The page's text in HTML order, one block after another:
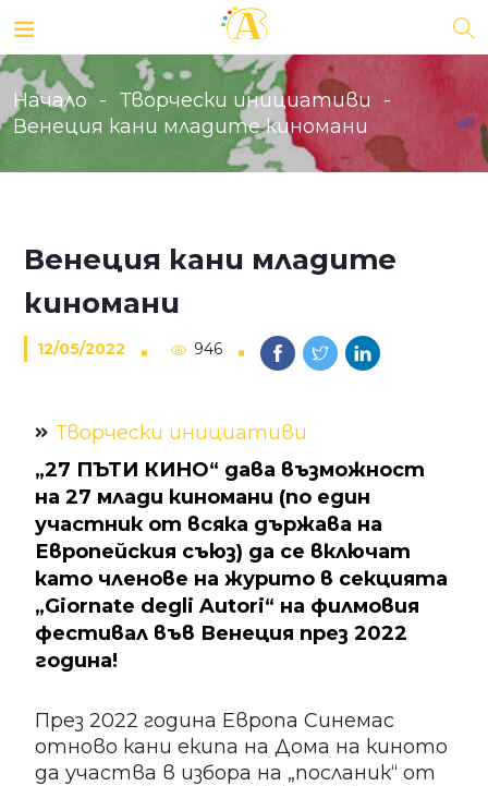
Начало
Творчески инициативи
Венеция кани младите киномани
Венеция кани младите
киномани
12/05/2022 946
Творчески инициативи
„27 ПЪТИ КИНО“ дава възможност
на 27 млади киномани (по един
участник от всяка държава на
Европейския съюз) да се включат
като членове на журито в секцията
„Giornate degli Autori“ на филмовия
фестивал във Венеция през 2022
година!
През 2022 година Европа Синемас
отново кани екипа на Дома на киното
да участва в избора на „посланик“ от